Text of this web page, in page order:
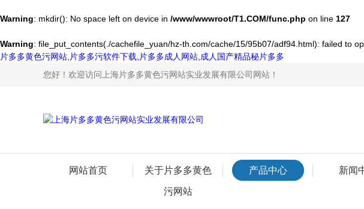
Warning: mkdir(): No space left on device in /www/wwwroot/T1.COM/func.php on line 127
Warning: file_put_contents(./cachefile_yuan/hz-th.com/cache/15/95b07/adf94.html): failed to
片多多黄色污网站,片多多污软件下载,片多多成人网站,成人国产精品秘片多多
您好！欢迎访问上海片多多黄色污网站实业发展有限公司网站！
网站首页 关于片多多黄色
污网站
产品中心 新闻